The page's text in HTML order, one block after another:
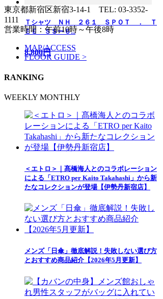
Ｔシャツ ＮＨ ２６１ ＳＰＯＴ ． Ｔ
ＥＥ ＳＳー６...
8,800円
東京都新宿区新宿3-14-1 TEL: 03-3352-
1111
営業時間：午前10時～午後8時
MAP/ACCESS
FLOOR GUIDE >
RANKING
WEEKLY MONTHLY
＜エトロ＞｜髙橋海人とのコラボレーション
による「ETRO per Kaito Takahashi」から新
たなコレクションが登場【伊勢丹新宿店】
メンズ「日傘」徹底解説！失敗しない選び方
とおすすめ商品紹介【2026年5月更新】